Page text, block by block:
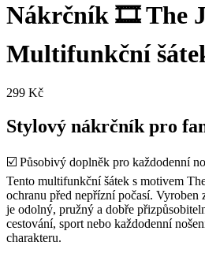
Nákrčník 🎞️ The
Multifunkční
299 Kč
Stylový nákrčník pro
☑️ Působivý doplněk pro každodenní
Tento multifunkční šátek s motivem
ochranu před nepřízní počasí.
je odolný, pružný a dobře
cestování, sport nebo každodenní
charakteru.